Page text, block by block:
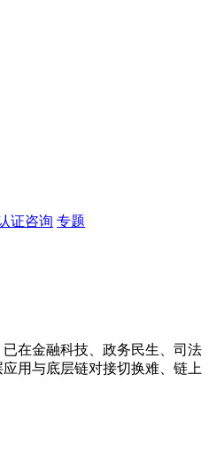
证咨询 专题
在金融科技、政务民生、司法
用与底层链对接切换难、链上